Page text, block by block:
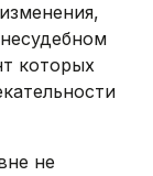
которых
не